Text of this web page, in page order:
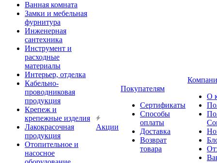
Ванная комната
Замки и мебельная
фурнитура
Инженерная
сантехника
Инструмент и
расходные
материалы
Интерьер, отделка
Кабельно-
проводниковая
продукция
Крепеж и
крепежные изделия
Лакокрасочная
продукция
Отопительное и
насосное
Акции
Покупателям
Сертификаты
Способы
оплаты
Доставка
Возврат
товара
О